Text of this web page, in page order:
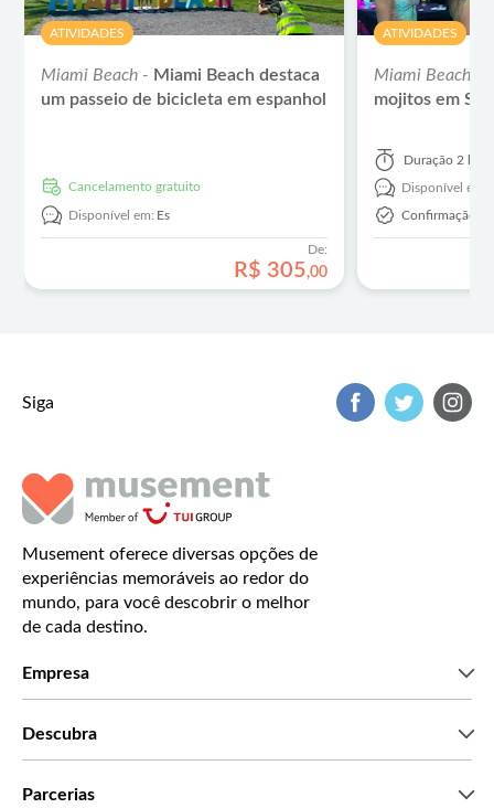
ATIVIDADES
Miami Beach - Miami Beach destaca
um passeio de bicicleta em espanhol
Cancelamento gratuito
Disponível em: Es
De:
R$ 305,00
ATIVIDADES
Miami Beach -
mojitos em
Duração 2
Disponível em:
Confirmação
Siga
Musement oferece diversas opções de
experiências memoráveis ao redor do
mundo, para você descobrir o melhor
de cada destino.
Empresa
Descubra
Parcerias